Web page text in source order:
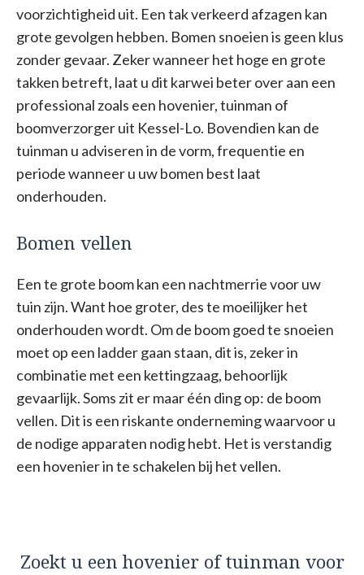
voorzichtigheid uit. Een tak verkeerd afzagen kan
grote gevolgen hebben. Bomen snoeien is geen klus
zonder gevaar. Zeker wanneer het hoge en grote
takken betreft, laat u dit karwei beter over aan een
professional zoals een hovenier, tuinman of
boomverzorger uit Kessel-Lo. Bovendien kan de
tuinman u adviseren in de vorm, frequentie en
periode wanneer u uw bomen best laat
onderhouden.
Bomen vellen
Een te grote boom kan een nachtmerrie voor uw
tuin zijn. Want hoe groter, des te moeilijker het
onderhouden wordt. Om de boom goed te snoeien
moet op een ladder gaan staan, dit is, zeker in
combinatie met een kettingzaag, behoorlijk
gevaarlijk. Soms zit er maar één ding op: de boom
vellen. Dit is een riskante onderneming waarvoor u
de nodige apparaten nodig hebt. Het is verstandig
een hovenier in te schakelen bij het vellen.
Zoekt u een hovenier of tuinman voor